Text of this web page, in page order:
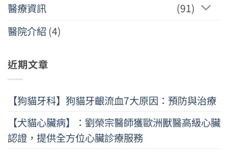
醫療資訊
(91)
醫院介紹 (4)
近期文章
【狗貓牙科】狗貓牙齦流血7大原因：預防與治療
【犬貓心臟病】：劉榮宗醫師獲歐洲獸醫高級心臟
認證，提供全方位心臟診療服務